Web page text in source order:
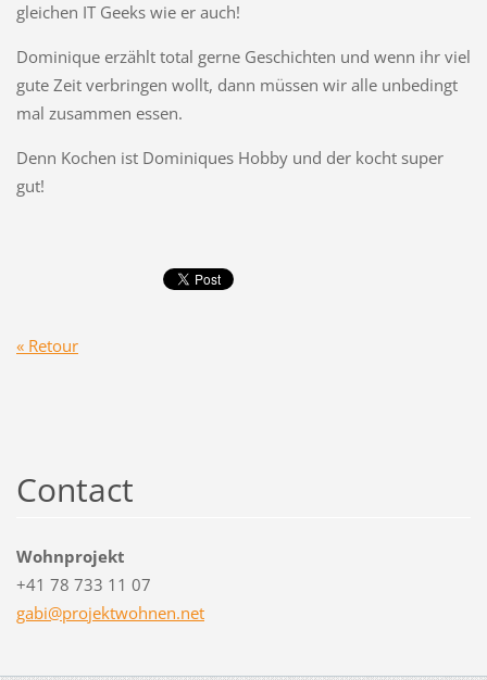
gleichen IT Geeks wie er auch!
Dominique erzählt total gerne Geschichten und wenn ihr viel
gute Zeit verbringen wollt, dann müssen wir alle unbedingt
mal zusammen essen.
Denn Kochen ist Dominiques Hobby und der kocht super
gut!
« Retour
Contact
Wohnprojekt
+41 78 733 11 07
gabi@projektwohnen.net